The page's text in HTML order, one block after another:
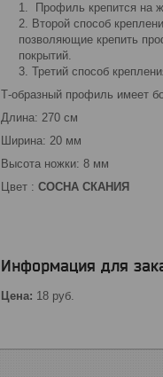
Профиль крепится на
Второй способ
позволяющие крепить
покрытий.
Третий способ
Т-образный профиль имеет
Длина: 270 см
Ширина: 20 мм
Высота ножки: 8 мм
Цвет : СОСНА СКАНИЯ
Информация для
Цена: 18 руб.